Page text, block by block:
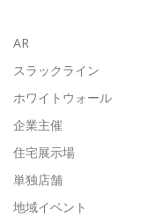
AR
スラックライン
ホワイトウォール
企業主催
住宅展示場
単独店舗
地域イベント